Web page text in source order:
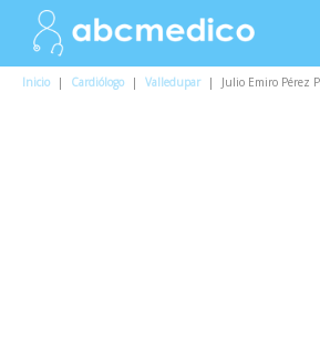
Inicio | Cardiólogo | Valledupar | Julio Emiro Pérez